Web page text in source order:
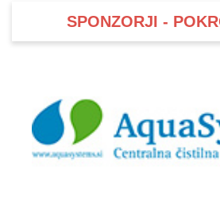
SPONZORJI -